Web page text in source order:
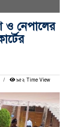
ও নেপালের
৯৫২ Time View